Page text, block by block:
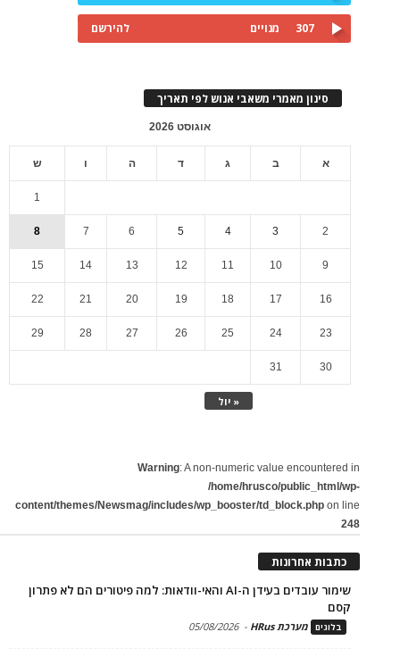
307 מנויים להירשם
סינון מאמרי משאבי אנוש לפי תאריך
אוגוסט 2026
א ב ג ד ה ו ש
« יול
1
2
3
4
5
6
7
8
9
10
11
12
13
14
15
16
17
18
19
20
21
22
23
24
25
26
27
28
29
30
31
Warning: A non-numeric value encountered in
/home/hrusco/public_html/wp-
content/themes/Newsmag/includes/wp_booster/td_block.php on line
248
כתבות אחרונות
שימור עובדים בעידן ה-AI והאי-וודאות: למה פיטורים הם לא פתרון
קסם
בלוגים מערכת HRus -
05/08/2026